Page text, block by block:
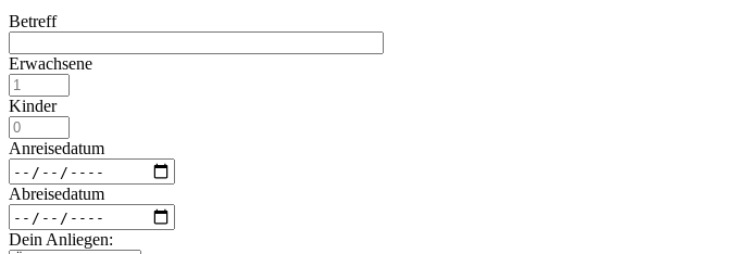
Betreff
Erwachsene
Kinder
Anreisedatum
Abreisedatum
Dein Anliegen: